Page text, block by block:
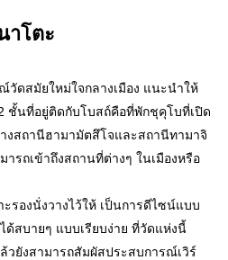
าโตะ
วัดสมัยใหม่ใจกลางเมือง แนะนำให้
ชั้นที่อยู่ติดกับโบสถ์คือที่พักชุคุโบที่เปิด
งสถานีฮามามัตสึโจและสถานีทามาจิ
รถเข้าถึงสถานที่ต่างๆ ในเมืองหรือ
รองนั่งวางไว้ให้ เป็นการดีไซน์แบบ
ด้สบายๆ แบบเรียบง่าย ที่วัดแห่งนี้
วยังสามารถสัมผัสประสบการณ์เวิร์